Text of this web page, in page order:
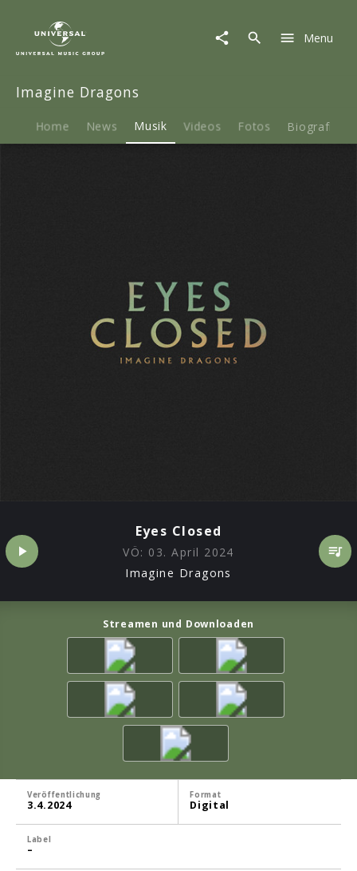
Musik
Eyes
Menu
Imagine Dragons
Home News Musik Videos Fotos Biografie
Eyes Closed
VÖ: 03. April 2024
Imagine Dragons
Streamen und Downloaden
Veröffentlichung
3.4.2024
Format
Digital
Label
–